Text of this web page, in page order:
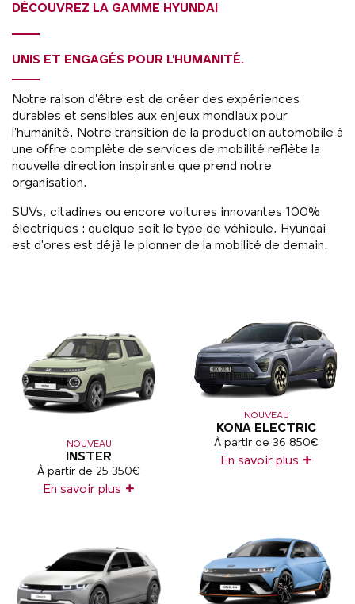
DÉCOUVREZ LA GAMME HYUNDAI
UNIS ET ENGAGÉS POUR L’HUMANITÉ.
Notre raison d’être est de créer des expériences
durables et sensibles aux enjeux mondiaux pour
l’humanité. Notre transition de la production automobile à
une offre complète de services de mobilité reflète la
nouvelle direction inspirante que prend notre
organisation.
SUVs, citadines ou encore voitures innovantes 100%
électriques : quelque soit le type de véhicule, Hyundai
est d'ores est déjà le pionner de la mobilité de demain.
NOUVEAU
INSTER
À partir de 25 350€
En savoir plus +
NOUVEAU
KONA ELECTRIC
À partir de 36 850€
En savoir plus +